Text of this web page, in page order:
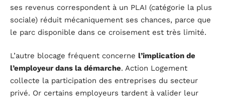
ses revenus correspondent à un PLAI (catégorie la plus
sociale) réduit mécaniquement ses chances, parce que
le parc disponible dans ce croisement est très limité.
L’autre blocage fréquent concerne l’implication de
l’employeur dans la démarche. Action Logement
collecte la participation des entreprises du secteur
privé. Or certains employeurs tardent à valider leur